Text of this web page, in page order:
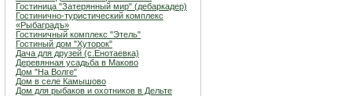
Гостиница "Затерянный мир" (дебаркадер)
Гостинично-туристический комплекс
«Рыбаградъ»
Гостиничный комплекс "Этель"
Гостиный дом "Хуторок"
Дача для друзей (с.Енотаевка)
Деревянная усадьба в Маково
Дом "На Волге"
Дом в селе Камышово
Дом для рыбаков и охотников в Дельте